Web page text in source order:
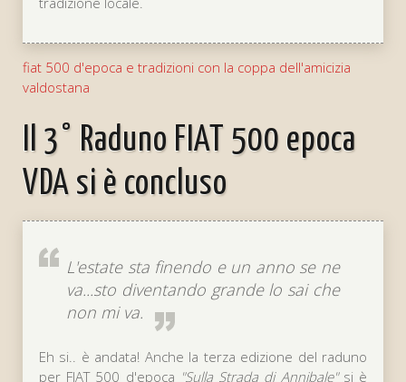
fiat 500 d'epoca e tradizioni con la coppa dell'amicizia
valdostana
Il 3° Raduno FIAT 500 epoca
VDA si è concluso
L'estate sta finendo e un anno se ne
va...sto diventando grande lo sai che
non mi va.
Eh si.. è andata! Anche la terza edizione del raduno
per FIAT 500 d'epoca Sulla Strada di Annibale si è